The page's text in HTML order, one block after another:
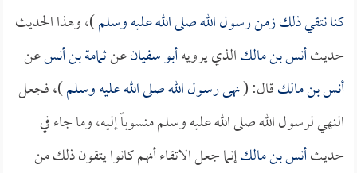
كنا نتقي ذلك زمن رسول الله صلى الله عليه وسلم)، وهذا الحديث
حديثأنس بن مالكالذي يرويهأبو سفيانعنثمامة بن أنسعن
أنس بن مالكقال: (نهى رسول الله صلى الله عليه وسلم)، فجعل
النهي لرسول الله صلى الله عليه وسلم منسوباً إليه، وما جاء في
حديثأنس بن مالكإنما جعل الاتقاء أنهم كانوا يتقون ذلك من